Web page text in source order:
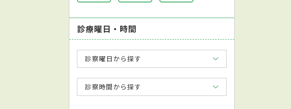
診療曜日・時間
診察曜日から探す
診察時間から探す